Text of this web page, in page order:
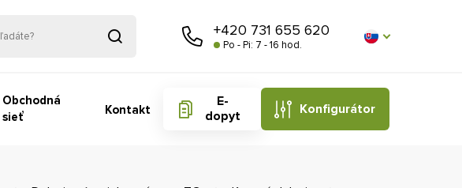
+420 731 655 620
Po - Pi: 7 - 16 hod.
Obchodná
sieť
Kontakt
E-
dopyt
Konfigurátor